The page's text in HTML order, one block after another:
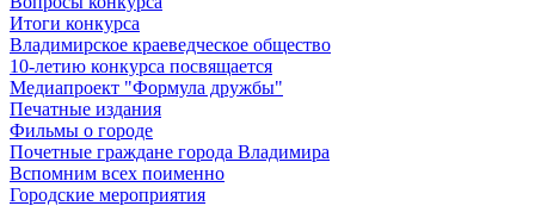
Итоги конкурса
Владимирское краеведческое общество
10-летию конкурса посвящается
Медиапроект "Формула дружбы"
Печатные издания
Фильмы о городе
Почетные граждане города Владимира
Вспомним всех поименно
Городские мероприятия